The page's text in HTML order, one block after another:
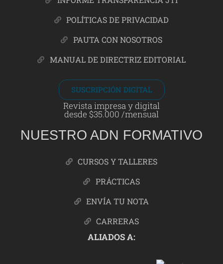
POLÍTICAS DE PRIVACIDAD
PAUTA CON NOSOTROS
MANUAL DE DIRECTRIZ EDITORIAL
SUSCRIPCIÓN DIGITAL
Revista impresa y digital
desde $35.000 /mensual
NUESTRO ADN FORMATIVO
CURSOS Y TALLERES
PRÁCTICAS
ENVÍA TU NOTA
CARRERAS
ALIADOS A: